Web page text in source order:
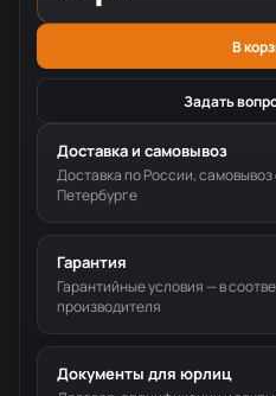
В
Задать
Доставка и самовывоз
Доставка по России, самовывоз
Петербурге
Гарантия
Гарантийные условия — в
производителя
Документы для юрлиц